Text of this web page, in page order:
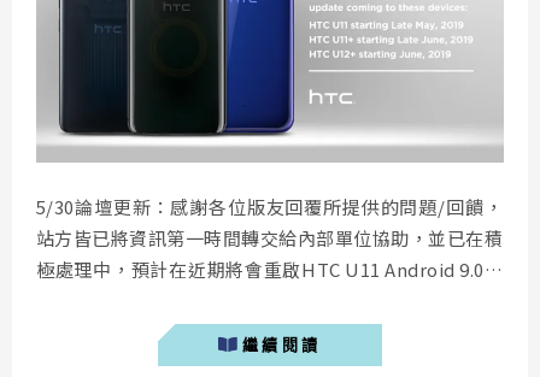
5/30論壇更新：感謝各位版友回覆所提供的問題/回饋，
站方皆已將資訊第一時間轉交給內部單位協助，並已在積
極處理中，預計在近期將會重啟HTC U11 Android 9.0的
HTC U11，這支陪伴我已經兩年的手機，至今除了電池
續航力已經大不如前以外，整體使用過成依然相當滿意。
繼續閱讀